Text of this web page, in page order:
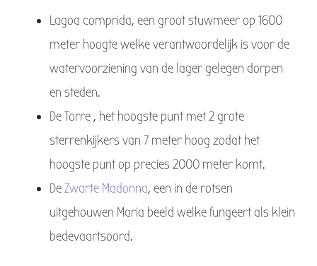
Lagoa comprida, een groot stuwmeer op 1600
meter hoogte welke verantwoordelijk is voor de
watervoorziening van de lager gelegen dorpen
en steden.
De Torre , het hoogste punt met 2 grote
sterrenkijkers van 7 meter hoog zodat het
hoogste punt op precies 2000 meter komt.
DeZwarte Madonna, een in de rotsen
uitgehouwen Maria beeld welke fungeert als klein
bedevaartsoord.